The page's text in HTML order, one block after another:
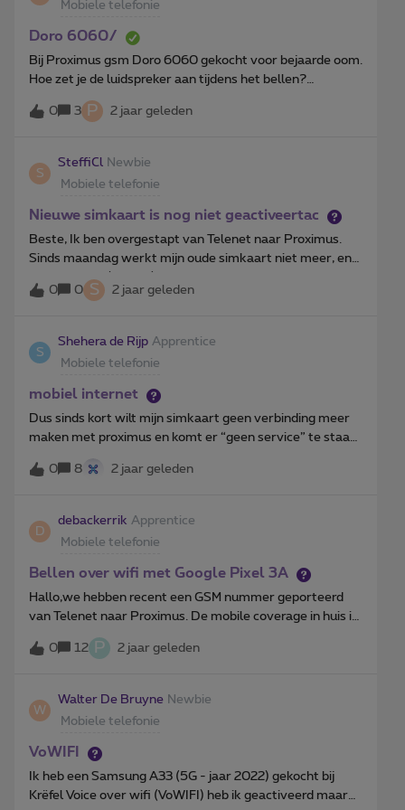
profesionalisme verwacht, al was het maar escaleren
Mobiele telefonie
Doro 6060/
Bij Proximus gsm Doro 6060 gekocht voor bejaarde oom.
Hoe zet je de luidspreker aan tijdens het bellen?
Handsfree. Niks te vinden in handleiding.
0
3 P 2 jaar geleden
S
SteffiCl Newbie
Mobiele telefonie
Nieuwe simkaart is nog niet geactiveertac
Beste, Ik ben overgestapt van Telenet naar Proximus.
Sinds maandag werkt mijn oude simkaart niet meer, en
heb vandaag (vrijdag) pas de nieuwe van jullie
aangekregen. Maar als ik die in mijn GSM steek zegt het
niet meer bellen en niemand kan mij bereiken. Het was
ook een heel gedoe om eindelijk deze weg te vinden voor
Proximus app. Kunnen jullie aub voor mij nakijken wat er
geactiveert moet worden? Mijn klantennummer is
33714832. Alvast bedankt! Vriendelijke groet,Steffi
Claessens.
0 0 S 2 jaar geleden
S
Shehera de Rijp Apprentice
Mobiele telefonie
mobiel internet
Dus sinds kort wilt mijn simkaart geen verbinding meer
maken met proximus en komt er “geen service” te staan
uitgeschakeld had daarvoor was er niks aan de hand
meer kan iemand mij aub helpen?
0 8 2 jaar geleden
D
debackerrik Apprentice
Mobiele telefonie
Bellen over wifi met Google Pixel 3A
Hallo,we hebben recent een GSM nummer geporteerd
van Telenet naar Proximus. De mobile coverage in huis is
van slecht naar onbestaand gegaan. We hebben thuis
ook Internet van Proximus.De Proximus oplossing is
Android menu (alle stappen online gevolgd). Het lukt wel
op een ander GSM toestel. GSM toestel is een Pixel3A,
gezien met providers uit het buitenland). Het toestel
staat niet opgelijst op de Proximus
website:https://www.proximus.be/support/nl/id_sfaqr
_vowifi_global/particulieren/support/telefonie/gsm-
0 12 P 2 jaar geleden
W
Walter De Bruyne Newbie
Mobiele telefonie
VoWIFI
Ik heb een Samsung A33 (5G - jaar 2022) gekocht bij
Krëfel Voice over wifi (VoWIFI) heb ik geactiveerd maar